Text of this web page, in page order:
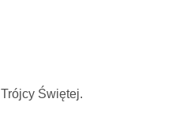
Świętej.